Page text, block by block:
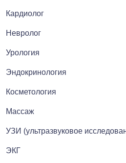
Кардиолог
Невролог
Урология
Эндокринология
Косметология
Массаж
УЗИ (ультразвуковое
ЭКГ